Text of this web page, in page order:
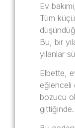
Ev
Tüm
Bu, bir
yılanlar
Elbette,
eğlenceli
bozucu
gittiğinde.